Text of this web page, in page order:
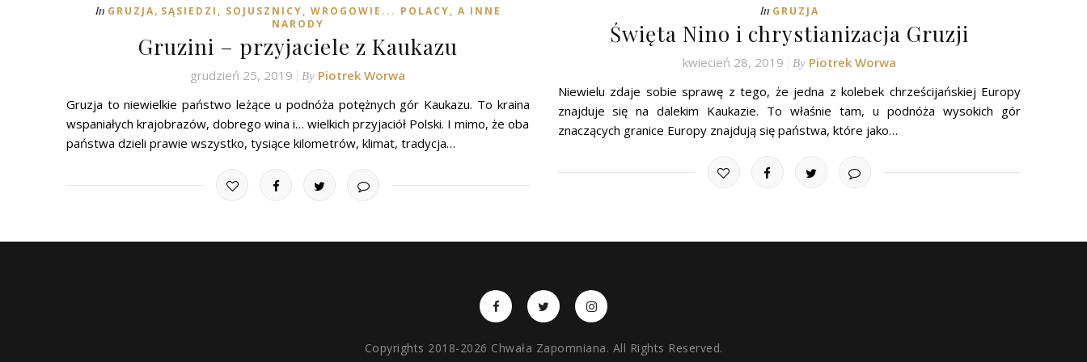
In GRUZJA, SĄSIEDZI, SOJUSZNICY, WROGOWIE... POLACY, A INNE
NARODY
Gruzini – przyjaciele z Kaukazu
grudzień 25, 2019 By Piotrek Worwa
Gruzja to niewielkie państwo leżące u podnóża potężnych gór Kaukazu. To kraina
wspaniałych krajobrazów, dobrego wina i… wielkich przyjaciół Polski. I mimo, że oba
państwa dzieli prawie wszystko, tysiące kilometrów, klimat, tradycja…
In GRUZJA
Święta Nino i chrystianizacja Gruzji
kwiecień 28, 2019 By Piotrek Worwa
Niewielu zdaje sobie sprawę z tego, że jedna z kolebek chrześcijańskiej Europy
znajduje się na dalekim Kaukazie. To właśnie tam, u podnóża wysokich gór
znaczących granice Europy znajdują się państwa, które jako…
Copyrights 2018-2026 Chwała Zapomniana. All Rights Reserved.